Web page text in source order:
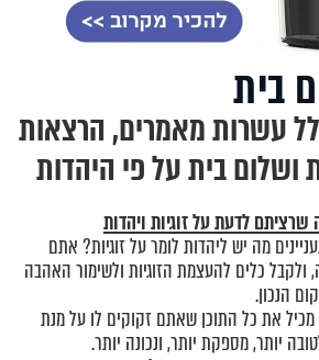
בית
עשרות מאמרים, הרצאות
ושלום בית על פי היהדות
שרציתם לדעת על זוגיות ויהדות
מה יש ליהדות לומר על זוגיות? אתם
ולקבל כלים להעצמת הזוגיות ולשימור האהבה
הנכון.
מכיל את כל התוכן שאתם זקוקים לו על מנת
יותר, מספקת יותר, ונכונה יותר.